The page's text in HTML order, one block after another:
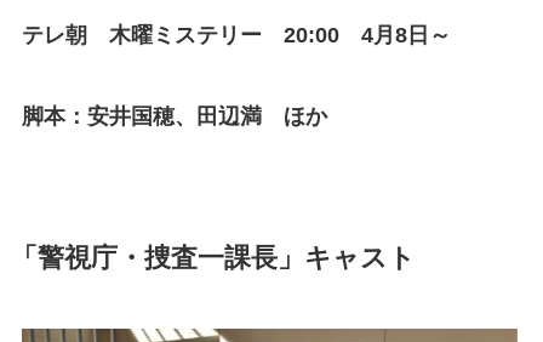
テレ朝 木曜ミステリー 20:00 4月8日～
脚本：安井国穂、田辺満 ほか
「警視庁・捜査一課長」キャスト